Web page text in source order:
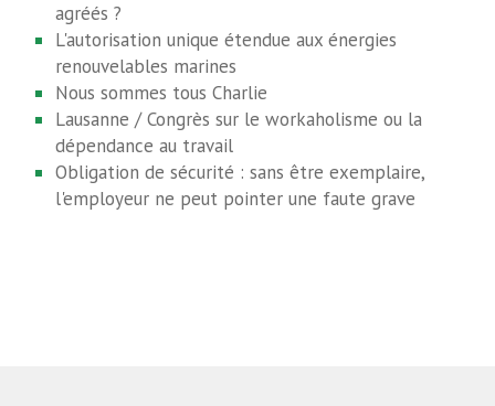
agréés ?
L'autorisation unique étendue aux énergies
renouvelables marines
Nous sommes tous Charlie
Lausanne / Congrès sur le workaholisme ou la
dépendance au travail
Obligation de sécurité : sans être exemplaire,
l'employeur ne peut pointer une faute grave